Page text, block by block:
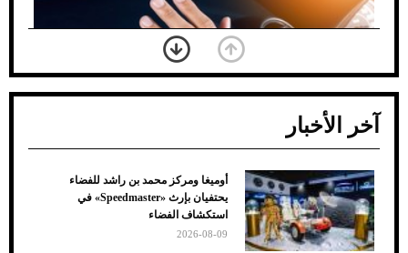
ضعف تبريد مكيف السيارة عند الوقوف.. أشهر
الأسباب والحلول
آخر الأخبار
أوميغا ومركز محمد بن راشد للفضاء
يحتفيان بإرث «Speedmaster» في
استكشاف الفضاء
2026-08-09